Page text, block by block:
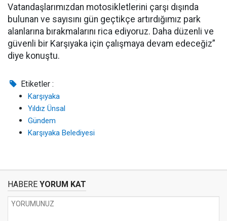
Vatandaşlarımızdan motosikletlerini çarşı dışında
bulunan ve sayısını gün geçtikçe artırdığımız park
alanlarına bırakmalarını rica ediyoruz. Daha düzenli ve
güvenli bir Karşıyaka için çalışmaya devam edeceğiz”
diye konuştu.
Etiketler :
Karşıyaka
Yıldız Ünsal
Gündem
Karşıyaka Belediyesi
HABERE YORUM KAT